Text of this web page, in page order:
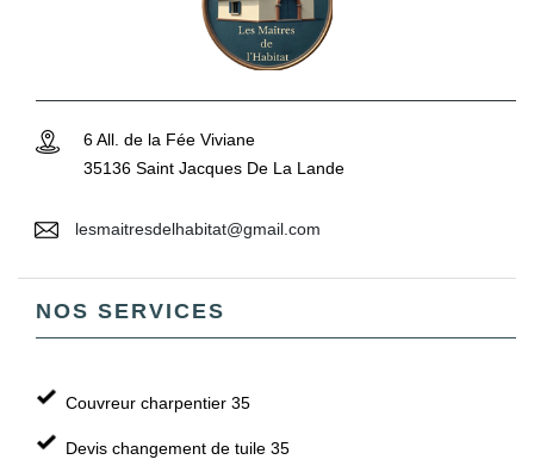
6 All. de la Fée Viviane
35136 Saint Jacques De La Lande
lesmaitresdelhabitat@gmail.com
NOS SERVICES
Couvreur charpentier 35
Devis changement de tuile 35